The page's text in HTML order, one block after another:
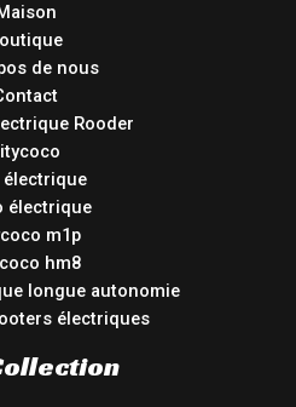
de nous
Rooder
électrique
électrique
m1p
hm8
longue autonomie
électriques